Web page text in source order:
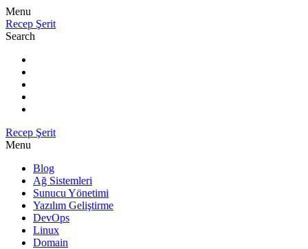
Menu
Recep Şerit
Search
Recep Şerit
Menu
Blog
Ağ Sistemleri
Sunucu Yönetimi
Yazılım Geliştirme
DevOps
Linux
Domain